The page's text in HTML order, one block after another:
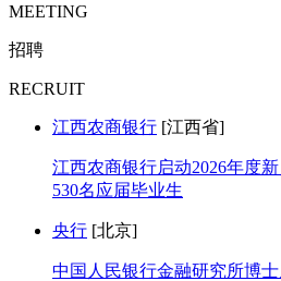
MEETING
招聘
RECRUIT
江西农商银行 [江西省]
江西农商银行启动2026年度
530名应届毕业生
央行 [北京]
中国人民银行金融研究所博